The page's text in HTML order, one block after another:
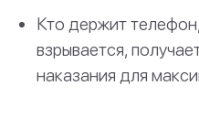
Кто держит
взрывается,
наказания для